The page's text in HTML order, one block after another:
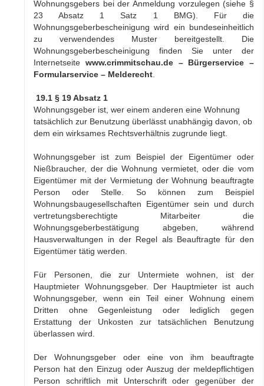
Wohnungsgebers bei der Anmeldung vorzulegen (siehe §
23 Absatz 1 Satz 1 BMG). Für die
Wohnungsgeberbescheinigung wird ein bundeseinheitlich
zu verwendendes Muster bereitgestellt. Die
Wohnungsgeberbescheinigung finden Sie unter der
Internetseite www.crimmitschau.de – Bürgerservice –
Formularservice – Melderecht
19.1 § 19 Absatz 1
Wohnungsgeber ist, wer einem anderen eine Wohnung
tatsächlich zur Benutzung überlässt unabhängig davon, ob
dem ein wirksames Rechtsverhältnis zugrunde liegt.
Wohnungsgeber ist zum Beispiel der Eigentümer oder
Nießbraucher, der die Wohnung vermietet, oder die vom
Eigentümer mit der Vermietung der Wohnung beauftragte
Person oder Stelle. So können zum Beispiel
Wohnungsbaugesellschaften Eigentümer sein und durch
vertretungsberechtigte Mitarbeiter die
Wohnungsgeberbestätigung abgeben, während
Hausverwaltungen in der Regel als Beauftragte für den
Eigentümer tätig werden.
Für Personen, die zur Untermiete wohnen, ist der
Hauptmieter Wohnungsgeber. Der Hauptmieter ist auch
Wohnungsgeber, wenn ein Teil einer Wohnung einem
Dritten ohne Gegenleistung oder lediglich gegen
Erstattung der Unkosten zur tatsächlichen Benutzung
überlassen wird.
Der Wohnungsgeber oder eine von ihm beauftragte
Person hat den Einzug oder Auszug der meldepflichtigen
Person schriftlich mit Unterschrift oder gegenüber der